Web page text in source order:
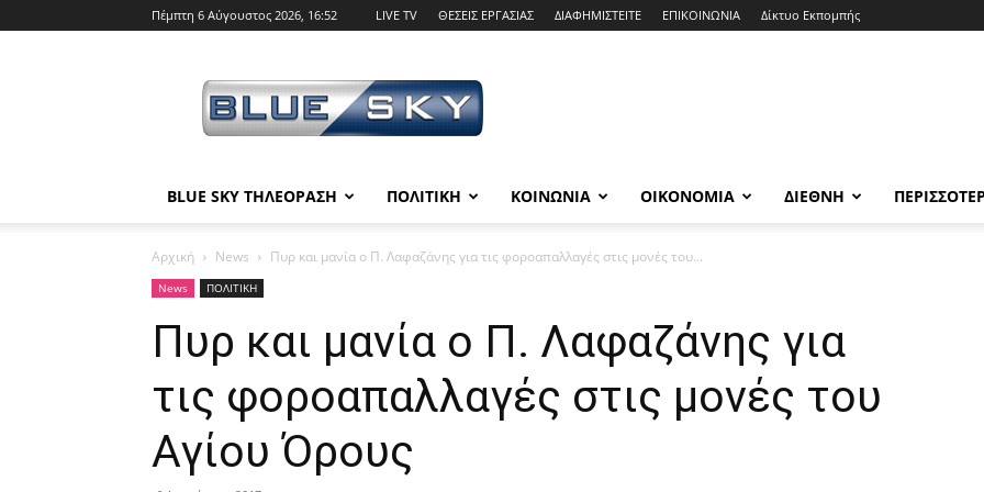
Πέμπτη 6 Αύγουστος 2026, 16:52 LIVE TV ΘΕΣΕΙΣ ΕΡΓΑΣΙΑΣ ΔΙΑΦΗΜΙΣΤΕΙΤΕ ΕΠΙΚΟΙΝΩΝΙΑ Δίκτυο Εκπομπής
SKY
BLUE SKY ΤΗΛΕΟΡΑΣΗ ΠΟΛΙΤΙΚΗ ΚΟΙΝΩΝΙΑ ΟΙΚΟΝΟΜΙΑ ΔΙΕΘΝΗ
Αρχική News Πυρ και μανία ο Π. Λαφαζάνης για τις φοροαπαλλαγές στις μονές του...
News ΠΟΛΙΤΙΚΗ
Πυρ και μανία ο Π. Λαφαζάνης για
τις φοροαπαλλαγές στις μονές του
Αγίου Όρους